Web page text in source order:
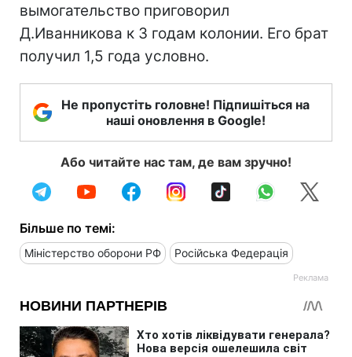
вымогательство приговорил
Д.Иванникова к 3 годам колонии. Его брат
получил 1,5 года условно.
Не пропустіть головне! Підпишіться на
наші оновлення в Google!
Або читайте нас там, де вам зручно!
Більше по темі:
Міністерство оборони РФ Російська Федерація